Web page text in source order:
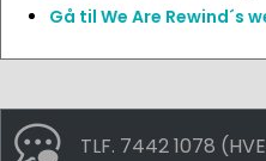
Gå til We Are Rewind´s
TLF. 7442 1078